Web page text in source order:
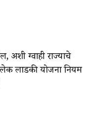
ग्वाही राज्याचे
लेक लाडकी योजना नियम